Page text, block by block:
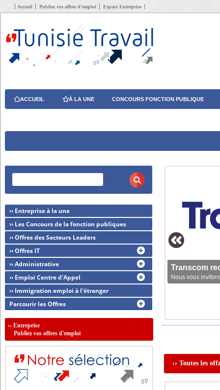
Accueil Publiez vos offres d’emploi Espace Entreprise
ACCUEIL À LA UNE CONCOURS FONCTION PUBLIQUE
Transcom
Nous vous
›› Toutes les
›› Entreprise à la une
›› Les Concours de la fonction publiques
›› Offres des Secteurs Leaders
›› Offres IT
›› Administrative
›› Emploi Centre d'Appel
›› Immigration emploi à l'étranger
Parcourir les Offres
››Entreprise
Publiez vos offres d'emploi